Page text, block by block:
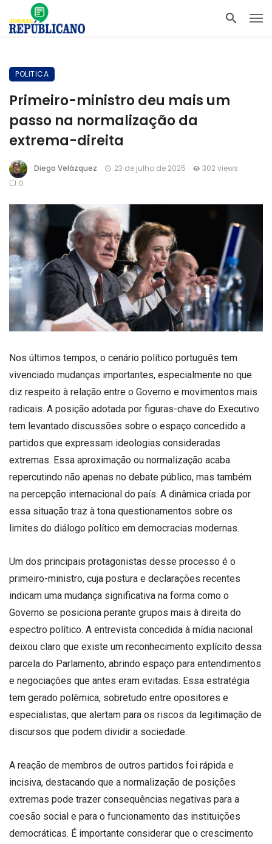
POLITICA
Primeiro-ministro deu mais um
passo na normalização da
extrema-direita
Diego Velázquez 23 de julho de 2025
302 views
0
Nos últimos tempos, o cenário político português tem
vivenciado mudanças importantes, especialmente no que
diz respeito à relação entre o Governo e movimentos mais
radicais. A posição adotada por figuras-chave do Executivo
tem levantado discussões sobre o espaço concedido a
partidos que expressam ideologias consideradas
extremas. Essa aproximação ou normalização acaba
repercutindo não apenas no debate público, mas também
na percepção internacional do país. A dinâmica criada por
essa situação traz à tona questionamentos sobre os
limites do diálogo político em democracias modernas.
Um dos principais protagonistas desse processo é o
primeiro-ministro, cuja postura e declarações recentes
indicam uma mudança significativa na forma como o
Governo se posiciona perante grupos mais à direita do
espectro político. A entrevista concedida à mídia nacional
deixou claro que existe um reconhecimento explícito dessa
parcela do Parlamento, abrindo espaço para entendimentos
e negociações que antes eram evitadas. Essa estratégia
tem gerado polêmica, sobretudo entre opositores e
especialistas, que alertam para os riscos da legitimação de
discursos que podem dividir a sociedade.
A reação de membros de outros partidos foi rápida e
incisiva, destacando que a normalização de posições
extremas pode trazer consequências negativas para a
coesão social e para o funcionamento das instituições
democráticas. É importante considerar que o crescimento